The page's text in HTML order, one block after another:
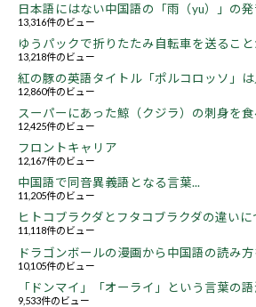
日本語にはない中国語の「雨（yu）」の
13,316件のビュー
ゆうパックで折りたたみ自転車を送ること
13,218件のビュー
紅の豚の英語タイトル「ポルコロッソ」は
12,860件のビュー
スーパーにあった鯨（クジラ）の刺身を食
12,425件のビュー
フロントキャリア
12,167件のビュー
中国語で同音異義語となる言葉...
11,205件のビュー
ヒトコブラクダとフタコブラクダの違いに
11,118件のビュー
ドラゴンボールの漫画から中国語の読み方
10,105件のビュー
「ドンマイ」「オーライ」という言葉の
9,533件のビュー